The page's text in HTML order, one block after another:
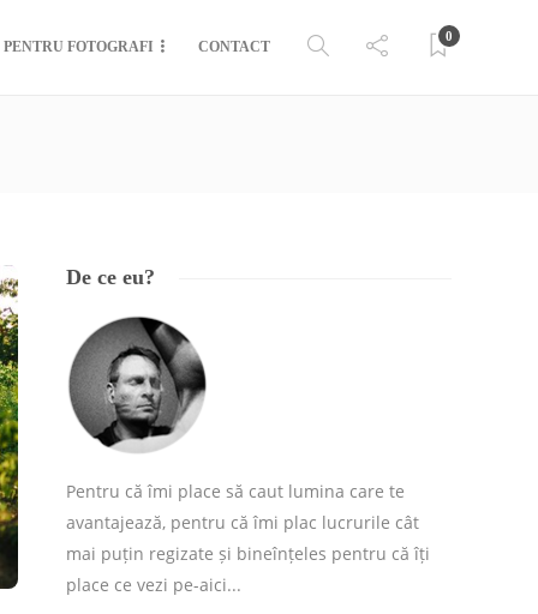
PENTRU FOTOGRAFI CONTACT
0
De ce eu?
Pentru că îmi place să caut lumina care te
avantajează, pentru că îmi plac lucrurile cât
mai puțin regizate și bineînțeles pentru că îți
place ce vezi pe-aici...